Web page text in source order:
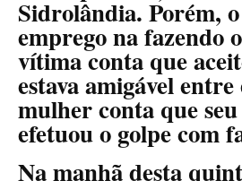
Sidrolândia. Porém,
emprego na fazendo
vítima conta que
estava amigável
mulher conta que
efetuou o golpe com
Na manhã desta